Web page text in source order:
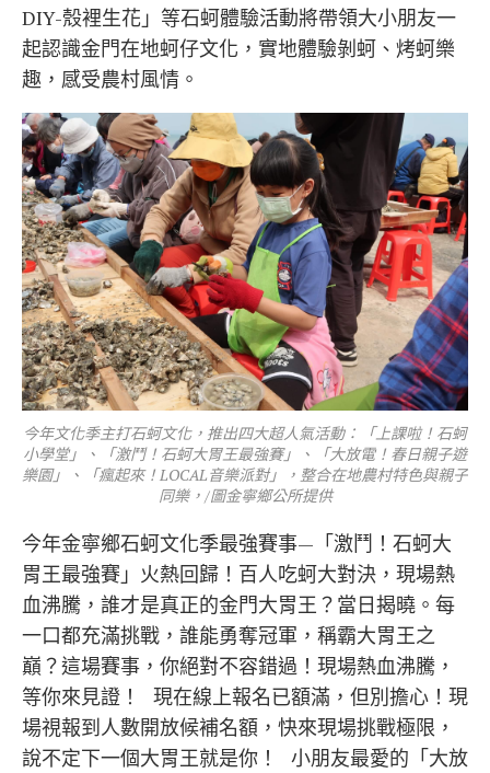
DIY-殼裡生花」等石蚵體驗活動將帶領大小朋友一
起認識金門在地蚵仔文化，實地體驗剝蚵、烤蚵樂
趣，感受農村風情。
今年文化季主打石蚵文化，推出四大超人氣活動：「上課啦！石蚵
小學堂」、「激鬥！石蚵大胃王最強賽」、「大放電！春日親子遊
樂園」、「瘋起來！LOCAL音樂派對」，整合在地農村特色與親子
同樂，/圖金寧鄉公所提供
今年金寧鄉石蚵文化季最強賽事—「激鬥！石蚵大
胃王最強賽」火熱回歸！百人吃蚵大對決，現場熱
血沸騰，誰才是真正的金門大胃王？當日揭曉。每
一口都充滿挑戰，誰能勇奪冠軍，稱霸大胃王之
巔？這場賽事，你絕對不容錯過！現場熱血沸騰，
等你來見證！ 現在線上報名已額滿，但別擔心！現
場視報到人數開放候補名額，快來現場挑戰極限，
說不定下一個大胃王就是你！ 小朋友最愛的「大放